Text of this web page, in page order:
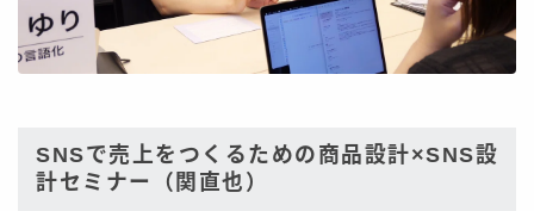
SNSで売上をつくるための商品設計×SNS設
計セミナー（関直也）